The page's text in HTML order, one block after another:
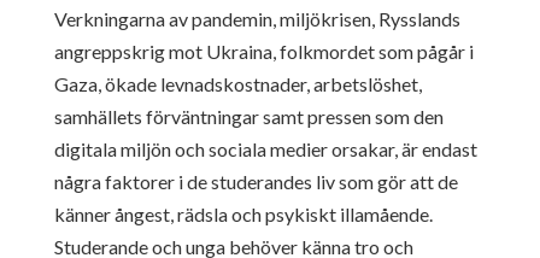
Verkningarna av pandemin, miljökrisen, Rysslands
angreppskrig mot Ukraina, folkmordet som pågår i
Gaza, ökade levnadskostnader, arbetslöshet,
samhällets förväntningar samt pressen som den
digitala miljön och sociala medier orsakar, är endast
några faktorer i de studerandes liv som gör att de
känner ångest, rädsla och psykiskt illamående.
Studerande och unga behöver känna tro och